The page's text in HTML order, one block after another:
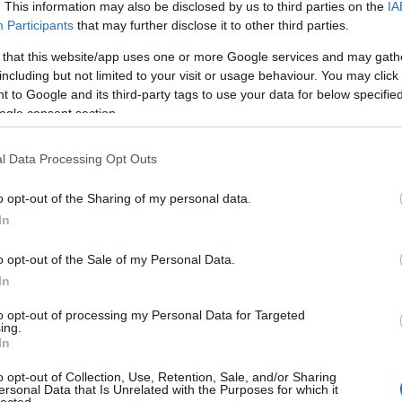
This information may also be disclosed by us to third parties on the
Participants that may further disclose it to other third parties.
that this website/app uses one or more Google services and may
but not limited to your visit or usage behaviour. You may
to Google and its third-party tags to use your data for below
consent section.
Data Processing Opt Outs
opt-out of the Sharing of my personal data.
opt-out of the Sale of my Personal Data.
opt-out of processing my Personal Data for Targeted
opt-out of Collection, Use, Retention, Sale, and/or Sharing
Data that Is Unrelated with the Purposes for which it
RSS
Atom
közérdekű adat
atlatszo.hu facebook-csoportjához!